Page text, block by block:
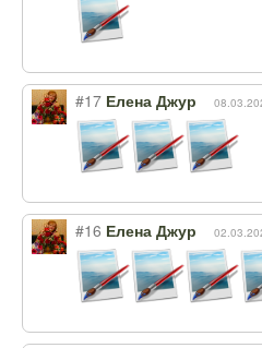
#17 Елена Джур
#16 Елена Джур